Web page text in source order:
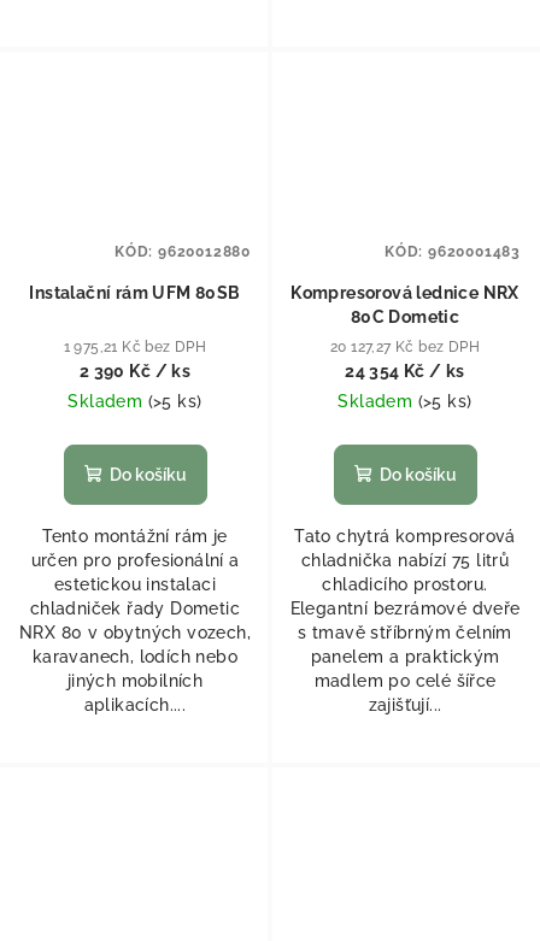
Instalační rám UFM 80SB
1 975,21 Kč bez DPH
2 390 Kč / ks
Skladem (>5 ks)
Do košíku
Tento montážní rám je
určen pro profesionální a
estetickou instalaci
chladniček řady Dometic
NRX 80 v obytných vozech,
karavanech, lodích nebo
jiných mobilních
aplikacích....
KÓD: 9620012880
Kompresorová lednice NRX
80C Dometic
20 127,27 Kč bez DPH
24 354 Kč / ks
Skladem (>5 ks)
Do košíku
Tato chytrá kompresorová
chladnička nabízí 75 litrů
chladicího prostoru.
Elegantní bezrámové dveře
s tmavě stříbrným čelním
panelem a praktickým
madlem po celé šířce
zajišťují...
KÓD: 9620001483